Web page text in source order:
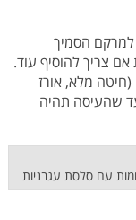
למרקם הסמיך
צריך להוסיף עוד.
מלא, אורז
שהעיסה תהיה
עם סלסת עגבניות